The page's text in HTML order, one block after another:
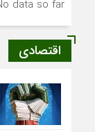
data so far.
اقتصادی